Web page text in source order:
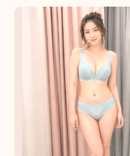
港澳中文
English